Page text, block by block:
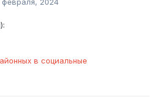
февраля, 2024
в социальные